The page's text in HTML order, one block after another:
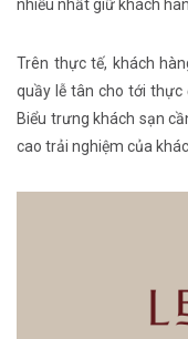
nhiều nhất giữ khách
Trên thực tế, khách
quầy lễ tân cho tới thực
Biểu trưng khách sạn
cao trải nghiệm của